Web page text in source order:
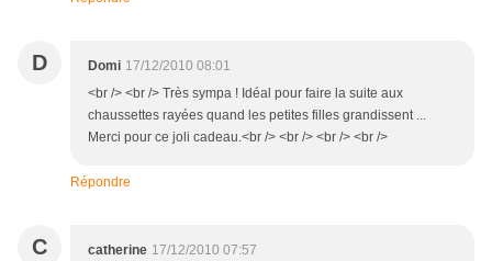
D Domi 17/12/2010 08:01
<br /> <br /> Très sympa ! Idéal pour faire la suite aux
chaussettes rayées quand les petites filles grandissent ...
Merci pour ce joli cadeau.<br /> <br /> <br /> <br />
Répondre
C catherine 17/12/2010 07:57